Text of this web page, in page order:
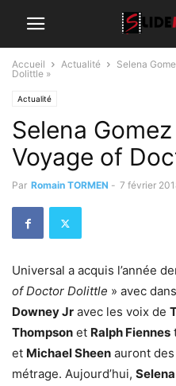
Accueil Actualité
Selena
Dolittle »
Actualité
Selena
Voyage of
Par Romain TORMEN - 7 février
Universal a acquis l’année
of Doctor Dolittle » avec
Downey Jr avec les voix de
Thompson et Ralph Fiennes
et Michael Sheen auront
métrage. Aujourd’hui,